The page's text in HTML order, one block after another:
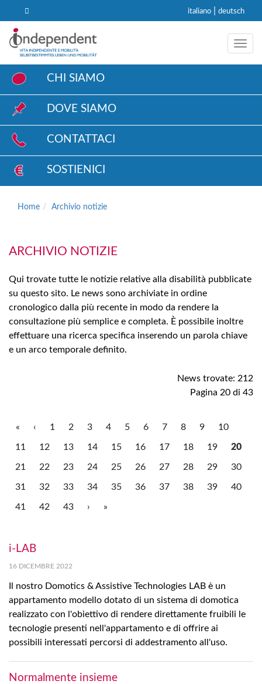
italiano deutsch
CHI SIAMO
DOVE SIAMO
CONTATTACI
SOSTIENICI
Home Archivio notizie
ARCHIVIO NOTIZIE
Qui trovate tutte le notizie relative alla disabilità pubblicate
su questo sito. Le news sono archiviate in ordine
cronologico dalla più recente in modo da rendere la
consultazione più semplice e completa. È possibile inoltre
effettuare una ricerca specifica inserendo un parola chiave
e un arco temporale definito.
News trovate: 212
Pagina 20 di 43
« ‹ 1 2 3 4 5 6 7 8 9 10
11 12 13 14 15 16 17 18 19 20
21 22 23 24 25 26 27 28 29 30
31 32 33 34 35 36 37 38 39 40
41 42 43 › »
i-LAB
16 DICEMBRE 2022
Il nostro Domotics & Assistive Technologies LAB è un
appartamento modello dotato di un sistema di domotica
realizzato con l'obiettivo di rendere direttamente fruibili le
tecnologie presenti nell'appartamento e di offrire ai
possibili interessati percorsi di addestramento all'uso.
Normalmente insieme